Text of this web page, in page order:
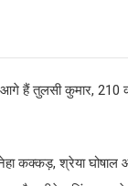
हैं तुलसी कुमार, 210
कक्कड़, श्रेया